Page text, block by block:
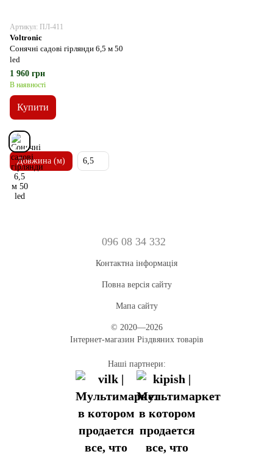
Артикул: ПЛ-411
Voltronic
Сонячні садові гірлянди 6,5 м 50
led
1 960 грн
В наявності
Купити
Довжина (м) 6,5
096 08 34 332
Контактна інформація
Повна версія сайту
Мапа сайту
© 2020—2026
Інтернет-магазин Різдвяних товарів
Наші партнери: